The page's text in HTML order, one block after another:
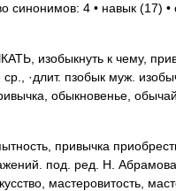
синонимов: 4 • навык (17) •
изобыкнуть к чему,
·длит. пзобык муж.
обыкновенье,
привычка
под. ред. Н.
мастеровитость,